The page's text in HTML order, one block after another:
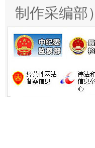
制作采编部）